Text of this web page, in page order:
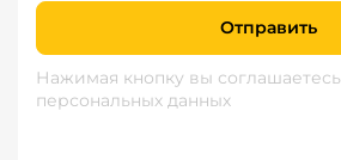
Отправить
Нажимая кнопку вы соглашаетесь
персональных данных